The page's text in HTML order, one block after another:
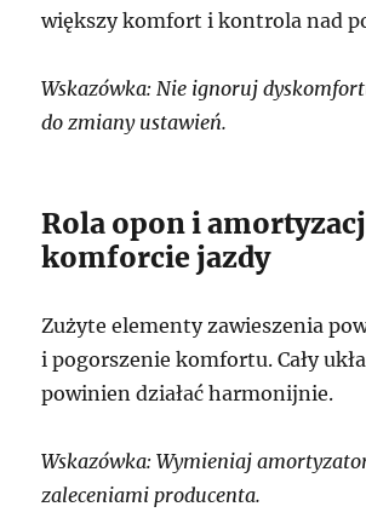
większy komfort i kontrola nad
Wskazówka: Nie ignoruj
do zmiany ustawień.
Rola opon i
komforcie jazdy
Zużyte elementy zawieszenia
i pogorszenie komfortu. Cały
powinien działać harmonijnie.
Wskazówka: Wymieniaj
zaleceniami producenta.